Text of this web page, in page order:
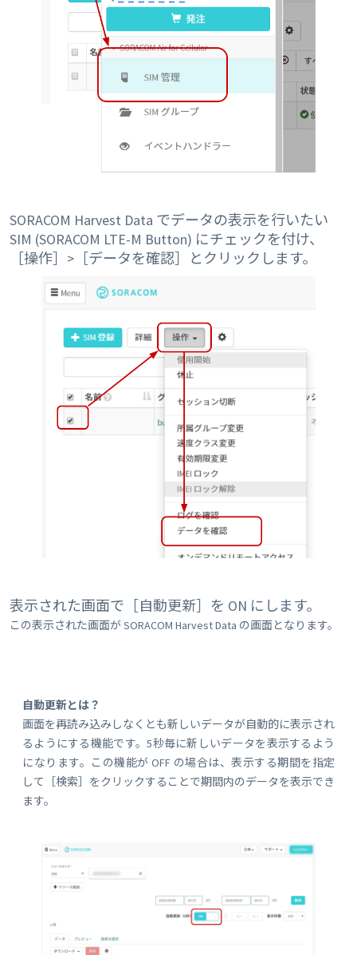
SORACOM Harvest Data でデータの表示を行いたい
SIM (SORACOM LTE-M Button) にチェックを付け、
［操作］>［データを確認］とクリックします。
表示された画面で［自動更新］を ON にします。
この表示された画面が SORACOM Harvest Data の画面となります。
自動更新とは？
画面を再読み込みしなくとも新しいデータが自動的に表示され
るようにする機能です。5秒毎に新しいデータを表示するよう
になります。この機能が OFF の場合は、表示する期間を指定
して［検索］をクリックすることで期間内のデータを表示でき
ます。